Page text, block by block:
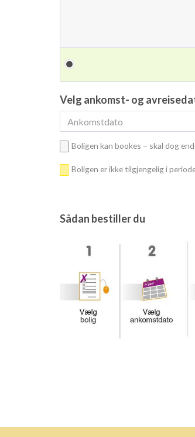
Velg ankomst- og
Boligen kan bookes – skal dog
Boligen er ikke tilgjengelig i
Sådan bestiller du